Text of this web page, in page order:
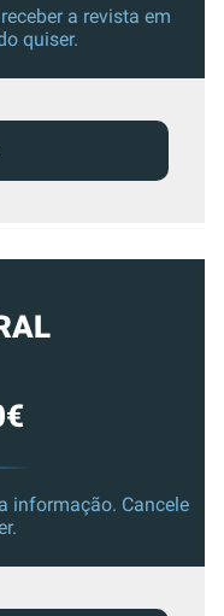
a revista em
quiser.
informação. Cancele